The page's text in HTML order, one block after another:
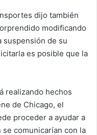
dijo también
modificando
suspensión de su
es posible que la
realizando hechos
de Chicago, el
proceder a ayudar a
comunicarían con la